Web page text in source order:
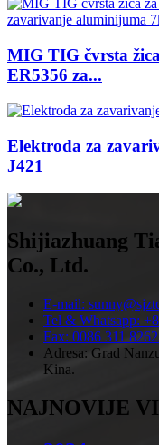
MIG TIG čvrsta
ER5356 za...
Elektroda za
J421
Shijiazhuang
Co., Ltd.
E-mail:
Tel & Whatsapp:
Fax: 0086 311
Adresa: Grad
Kina.
NAJNOVIJE